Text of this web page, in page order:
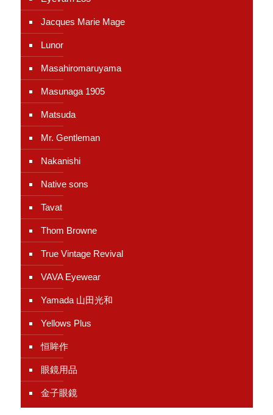
Jacques Marie Mage
Lunor
Masahiromaruyama
Masunaga 1905
Matsuda
Mr. Gentleman
Nakanishi
Native sons
Tavat
Thom Browne
True Vintage Revival
VAVA Eyewear
Yamada 山田光和
Yellows Plus
恒眸作
眼鏡用品
金子眼鏡